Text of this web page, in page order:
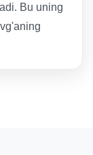
Bu uning